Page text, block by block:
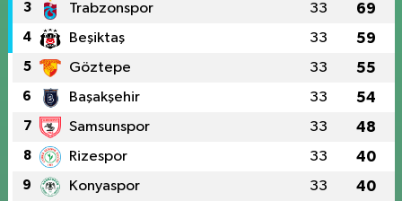
3 Trabzonspor 33 69
4 Beşiktaş 33 59
5 Göztepe 33 55
6 Başakşehir 33 54
7 Samsunspor 33 48
8 Rizespor 33 40
9 Konyaspor 33 40